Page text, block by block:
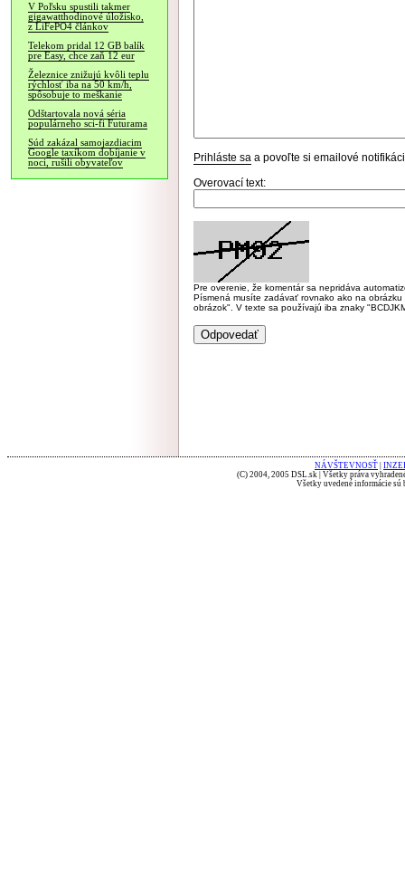
V Poľsku spustili takmer
gigawatthodinové úložisko,
z LiFePO4 článkov
Telekom pridal 12 GB balík
pre Easy, chce zaň 12 eur
Železnice znižujú kvôli teplu
rýchlosť iba na 50 km/h,
spôsobuje to meškanie
Odštartovala nová séria
populárneho sci-fi Futurama
Súd zakázal samojazdiacim
Google taxíkom dobíjanie v
noci, rušili obyvateľov
Prihláste sa a povoľte si emailové
Overovací text:
Pre overenie, že komentár sa nepridáva
Písmená musíte zadávať rovnako ako na
obrázok". V texte sa používajú iba znaky
NÁVŠTEVNOSŤ
(C) 2004, 2005 DSL.sk | Všetky práva
Všetky uvedené informácie sú